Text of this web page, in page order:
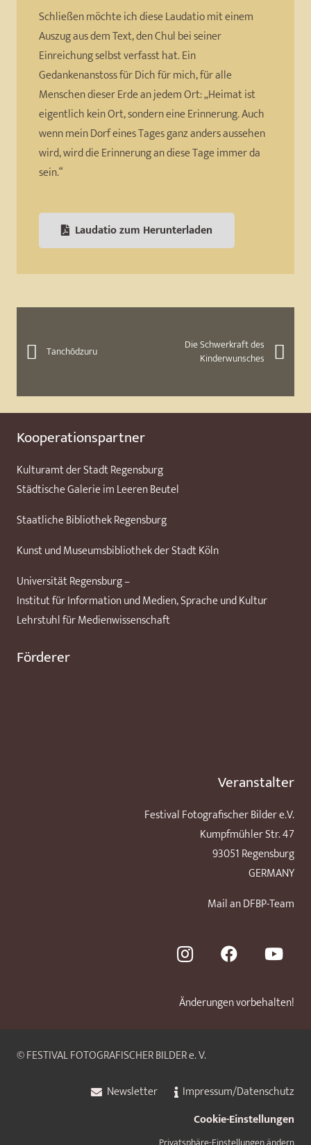
Schließen möchte ich diese Laudatio mit einem
Auszug aus dem Text, den Chul bei seiner
Einreichung selbst verfasst hat. Ein
Gedankenanstoss für Dich für mich, für alle
Menschen dieser Erde an jedem Ort: „Heimat ist
eigentlich kein Ort, sondern eine Erinnerung. Auch
wenn mein Dorf eines Tages ganz anders aussehen
wird, wird die Erinnerung an diese Tage immer da
sein.“
Laudatio zum Herunterladen
Tanchōdzuru
Die Schwerkraft des
Kinderwunsches
Kooperationspartner
Kulturamt der Stadt Regensburg
Städtische Galerie im Leeren Beutel
Staatliche Bibliothek Regensburg
Kunst und Museumsbibliothek der Stadt Köln
Universität Regensburg –
Institut für Information und Medien, Sprache und Kultur
Lehrstuhl für Medienwissenschaft
Förderer
Veranstalter
Festival Fotografischer Bilder e.V.
Kumpfmühler Str. 47
93051 Regensburg
GERMANY
Mail an DFBP-Team
Änderungen vorbehalten!
© FESTIVAL FOTOGRAFISCHER BILDER e. V.
Newsletter
Impressum/Datenschutz
Cookie-Einstellungen